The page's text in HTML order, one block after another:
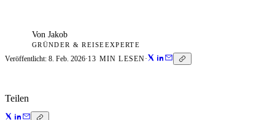
Von Jakob
GRÜNDER & REISEEXPERTE
Veröffentlicht: 8. Feb. 2026·13 MIN LESEN·
Teilen